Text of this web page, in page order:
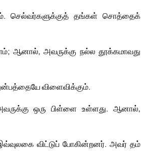
செல்வர்களுக்குத் தங்கள் சொத்தைக்
ஆனால், அவருக்கு நல்ல தூக்கமாவது
விளைவிக்கும்.
ஒரு பிள்ளை உள்ளது. ஆனால்,
இவ்வுலகை விட்டுப் போகின்றனர். அவர் தம்